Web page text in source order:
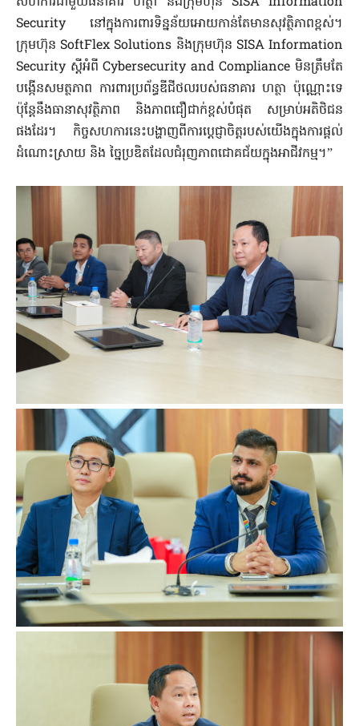
Security នៅក្នុងការពារទិន្នន័យអោយកាន់តែមានសុវត្ថិភាពខ្ពស់។
ក្រុមហ៊ុន SoftFlex Solutions និងក្រុមហ៊ុន SISA Information
Security ស្តីអំពី ​Cybersecurity and Compliance មិនត្រឹមតែ
បង្កើនសមត្ថភាព ការពារប្រព័ន្ធឌីជីថលរបស់ធនាគារ ហត្ថា ប៉ុណ្ណោះទេ
ប៉ុន្តែនឹងធានាសុវត្ថិភាព និងភាពជឿជាក់ខ្ពស់បំផុត សម្រាប់អតិថិជន
ផងដែរ។ កិច្ចសហការនេះបង្ហាញពីការប្តេជ្ញាចិត្តរបស់យើងក្នុងការផ្តល់
ដំណោះស្រាយ និង ច្នៃប្រឌិតដែលជំរុញភាពជោគជ័យក្នុងអាជីវកម្ម។”